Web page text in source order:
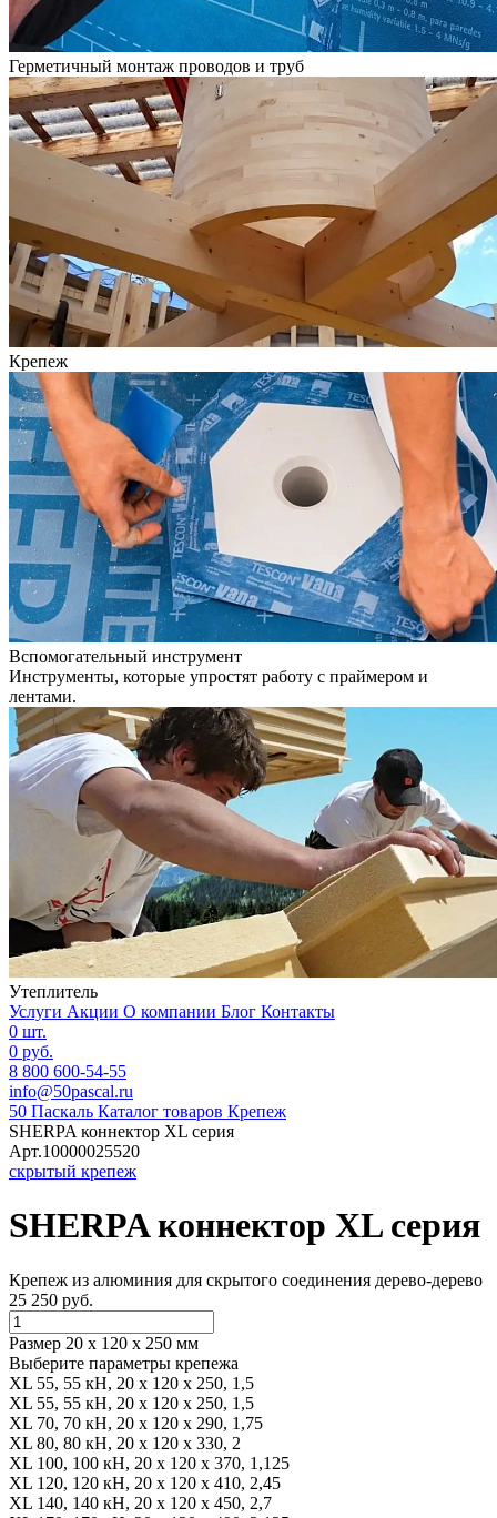
Герметичный монтаж проводов и труб
Крепеж
Вспомогательный инструмент
Инструменты, которые упростят работу с праймером и
лентами.
Утеплитель
Услуги Акции О компании Блог Контакты
0 шт.
0 руб.
8 800 600-54-55
info@50pascal.ru
50 Паскаль Каталог товаров Крепеж
SHERPA коннектор XL серия
Арт.10000025520
скрытый крепеж
SHERPA коннектор XL серия
Крепеж из алюминия для скрытого соединения дерево-дерево
25 250 руб.
Размер 20 x 120 x 250 мм
Выберите параметры крепежа
XL 55, 55 кН, 20 x 120 x 250, 1,5
XL 55, 55 кН, 20 x 120 x 250, 1,5
XL 70, 70 кН, 20 x 120 x 290, 1,75
XL 80, 80 кН, 20 x 120 x 330, 2
XL 100, 100 кН, 20 x 120 x 370, 1,125
XL 120, 120 кН, 20 x 120 x 410, 2,45
XL 140, 140 кН, 20 x 120 x 450, 2,7